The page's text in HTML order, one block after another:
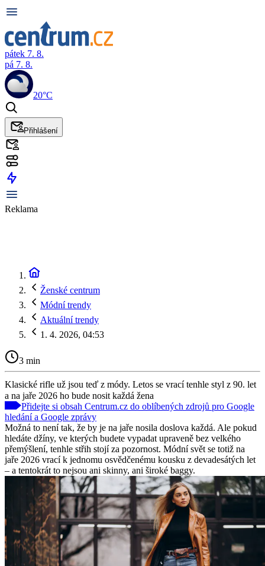
pátek 7. 8.
pá 7. 8.
20°C
Přihlášení
Reklama
Ženské centrum
Módní trendy
Aktuální trendy
1. 4. 2026, 04:53
3 min
Klasické rifle už jsou teď z módy. Letos se vrací tenhle styl z 90. let
a na jaře 2026 ho bude nosit každá žena
Přidejte si obsah Centrum.cz do oblíbených zdrojů pro Google
hledání a Google zprávy
Možná to není tak, že by je na jaře nosila doslova každá. Ale pokud
hledáte džíny, ve kterých budete vypadat upraveně bez velkého
přemýšlení, tenhle střih stojí za pozornost. Módní svět se totiž na
jaře 2026 vrací k jednomu osvědčenému kousku z devadesátých let
– a tentokrát to nejsou ani skinny, ani široké baggy.